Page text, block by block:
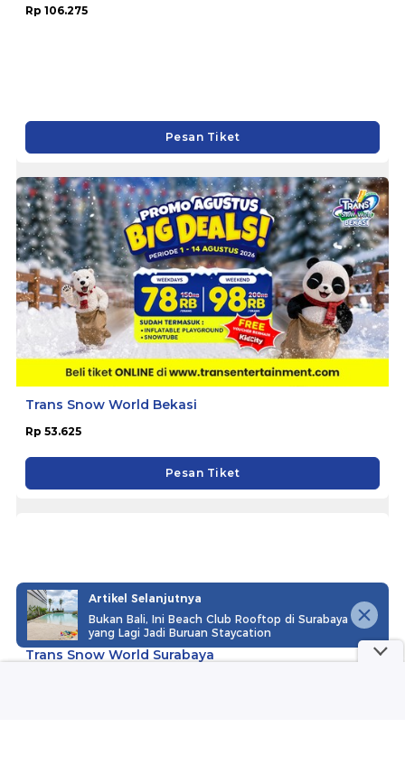
Pesan Tiket
Trans Snow World Bekasi
Rp 53.625
Pesan Tiket
Artikel Selanjutnya
Bukan Bali, Ini Beach Club Rooftop di Surabaya
yang Lagi Jadi Buruan Staycation